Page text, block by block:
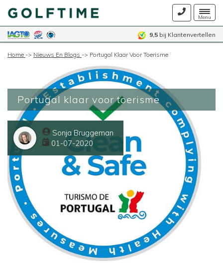
Menu
9,5 bij Klantenvertellen
Home -> Nieuws En Blogs -> Portugal Klaar Voor Toerisme
Portugal klaar voor toerisme
Sonja Bruggeman
01-07-2020